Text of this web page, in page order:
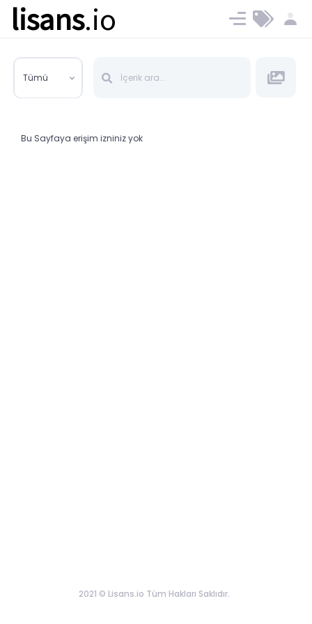
lisans.io Ücret ve Planlar
Tümü
Bu Sayfaya erişim izniniz yok
2021 © Lisans.io Tüm Hakları Saklıdır.